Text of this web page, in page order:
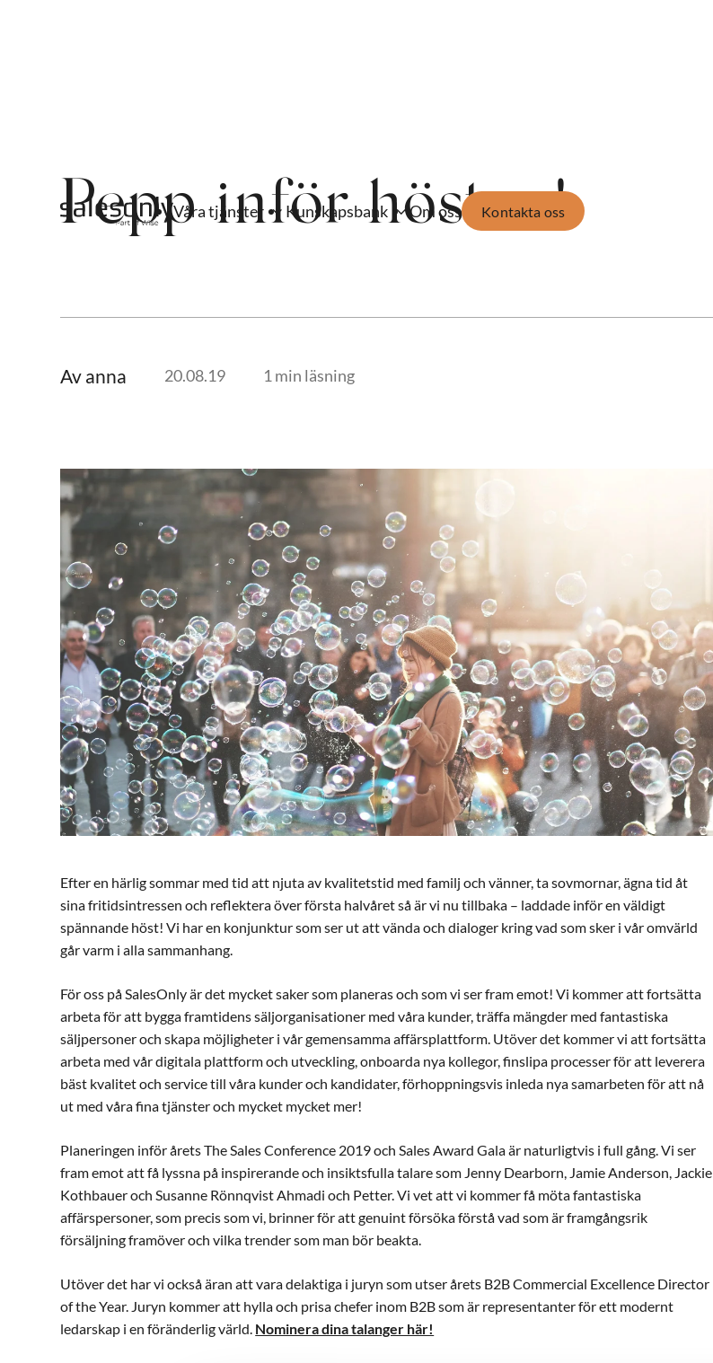
Våra tjänster Kunskapsbank Om oss Kontakta oss
Pepp inför hösten!
Av anna 20.08.19 1 min läsning
Efter en härlig sommar med tid att njuta av kvalitetstid med familj och vänner, ta sovmornar, ägna tid åt
sina fritidsintressen och reflektera över första halvåret så är vi nu tillbaka – laddade inför en väldigt
spännande höst! Vi har en konjunktur som ser ut att vända och dialoger kring vad som sker i vår omvärld
går varm i alla sammanhang.
För oss på SalesOnly är det mycket saker som planeras och som vi ser fram emot! Vi kommer att fortsätta
arbeta för att bygga framtidens säljorganisationer med våra kunder, träffa mängder med fantastiska
säljpersoner och skapa möjligheter i vår gemensamma affärsplattform. Utöver det kommer vi att fortsätta
arbeta med vår digitala plattform och utveckling, onboarda nya kollegor, finslipa processer för att leverera
bäst kvalitet och service till våra kunder och kandidater, förhoppningsvis inleda nya samarbeten för att nå
ut med våra fina tjänster och mycket mycket mer!
Planeringen inför årets The Sales Conference 2019 och Sales Award Gala är naturligtvis i full gång. Vi ser
fram emot att få lyssna på inspirerande och insiktsfulla talare som Jenny Dearborn, Jamie Anderson, Jackie
Kothbauer och Susanne Rönnqvist Ahmadi och Petter. Vi vet att vi kommer få möta fantastiska
affärspersoner, som precis som vi, brinner för att genuint försöka förstå vad som är framgångsrik
försäljning framöver och vilka trender som man bör beakta.
Utöver det har vi också äran att vara delaktiga i juryn som utser årets B2B Commercial Excellence Director
of the Year. Juryn kommer att hylla och prisa chefer inom B2B som är representanter för ett modernt
ledarskap i en föränderlig värld. Nominera dina talanger här!